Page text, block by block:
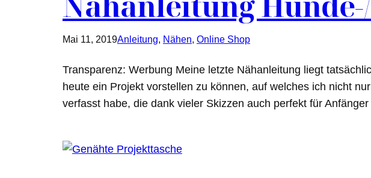
Mai 11, 2019Anleitung, Nähen, Online Shop
Transparenz: Werbung Meine letzte Nähanleitung liegt
heute ein Projekt vorstellen zu können, auf welches ich nicht
verfasst habe, die dank vieler Skizzen auch perfekt für